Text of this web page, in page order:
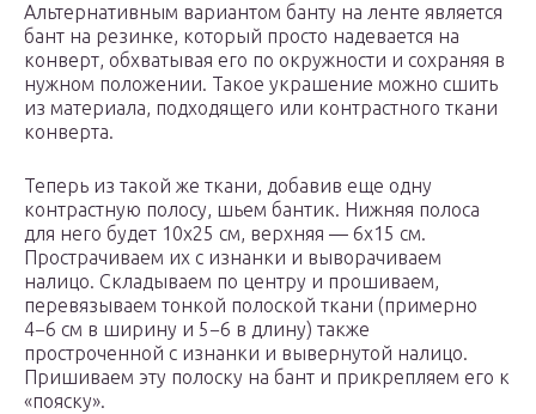
Альтернативным вариантом банту на ленте является
бант на резинке, который просто надевается на
конверт, обхватывая его по окружности и сохраняя в
нужном положении. Такое украшение можно сшить
из материала, подходящего или контрастного ткани
конверта.
Теперь из такой же ткани, добавив еще одну
контрастную полосу, шьем бантик. Нижняя полоса
для него будет 10х25 см, верхняя — 6х15 см.
Прострачиваем их с изнанки и выворачиваем
налицо. Складываем по центру и прошиваем,
перевязываем тонкой полоской ткани (примерно
4−6 см в ширину и 5−6 в длину) также
простроченной с изнанки и вывернутой налицо.
Пришиваем эту полоску на бант и прикрепляем его к
«пояску».